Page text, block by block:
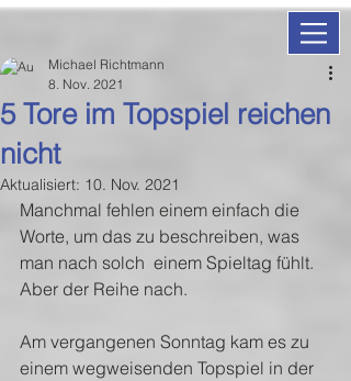
5 Tore im Topspiel reichen
nicht
Michael Richtmann
8. Nov. 2021
Aktualisiert: 10. Nov. 2021
Manchmal fehlen einem einfach die
Worte, um das zu beschreiben, was
man nach solch  einem Spieltag fühlt.
Aber der Reihe nach.
Am vergangenen Sonntag kam es zu
einem wegweisenden Topspiel in der